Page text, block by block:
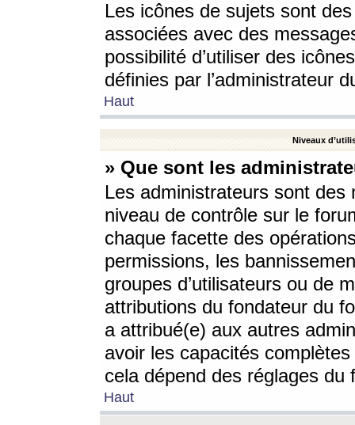
Les icônes de sujets sont
associées avec des
possibilité d’utiliser des
définies par l’administrateur
Haut
Niveaux
» Que sont les
Les administrateurs sont
niveau de contrôle sur le
chaque facette des
permissions, les
groupes d’utilisateurs ou de
attributions du fondateur du
a attribué(e) aux autres
avoir les capacités
cela dépend des réglages du
Haut